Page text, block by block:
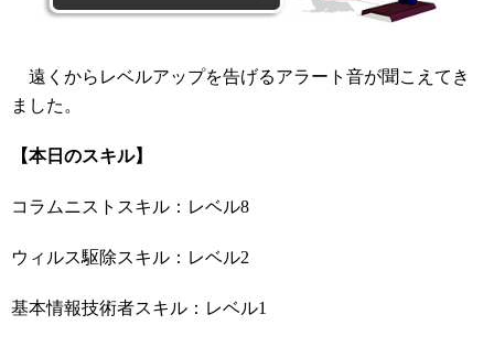
遠くからレベルアップを告げるアラート音が聞こえてき
ました。
【本日のスキル】
コラムニストスキル：レベル8
ウィルス駆除スキル：レベル2
基本情報技術者スキル：レベル1